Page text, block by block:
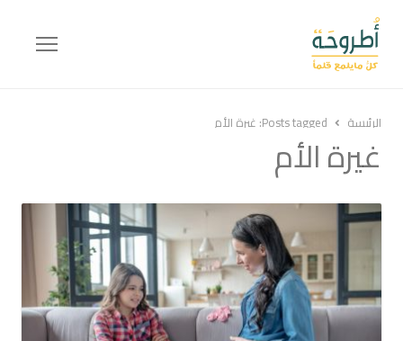
Menu
الرئيسة Posts tagged: غيرة الأم
غيرة الأم